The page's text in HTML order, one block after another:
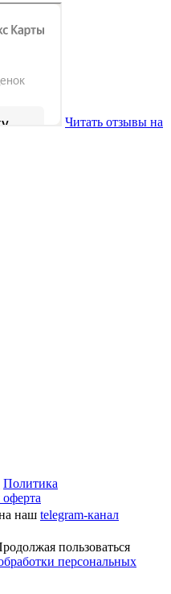
Читать отзывы на
Политика
наш telegram-канал
пользоваться
персональных